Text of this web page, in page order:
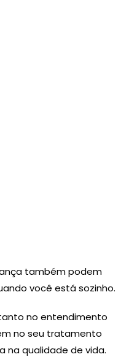
também podem
você está sozinho.
no entendimento
no seu tratamento
na qualidade de vida.